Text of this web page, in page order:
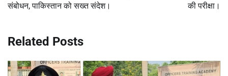
संबोधन, पाकिस्तान को सख्त संदेश।
की परीक्षा।
Related Posts